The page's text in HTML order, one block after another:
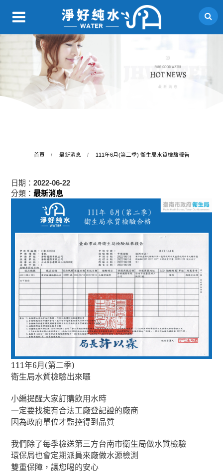
首頁 最新消息 111年6月(第二季) 衛生局水質檢驗報告
日期：2022-06-22
分類：最新消息
111年6月(第二季)
衛生局水質檢驗出來囉
小編提醒大家訂購飲用水時
一定要找擁有合法工廠登記證的廠商
因為政府單位才監控得到品質
我們除了每季檢送第三方台南市衛生局做水質檢驗
環保局也會定期派員來廠做水源檢測
雙重保障，讓您喝的安心